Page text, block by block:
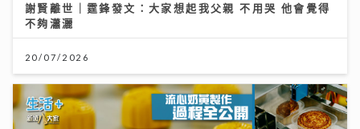
謝賢離世｜霆鋒發文：大家想起我父親 不用哭 他會覺得
不夠瀟灑
20/07/2026